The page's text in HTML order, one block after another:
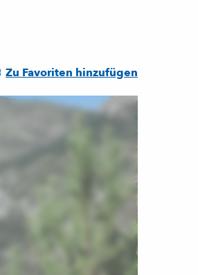
aux favoris
Zu Favoriten hinzufügen